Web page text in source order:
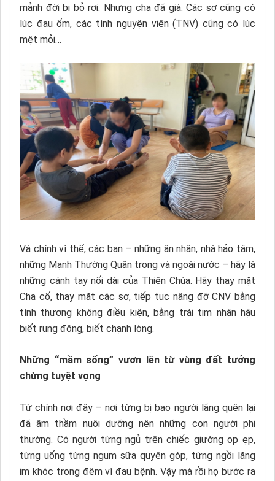
mảnh đời bị bỏ rơi. Nhưng cha đã già. Các sơ cũng có
lúc đau ốm, các tình nguyện viên (TNV) cũng có lúc
mệt mỏi…
Và chính vì thế, các bạn – những ân nhân, nhà hảo tâm,
những Mạnh Thường Quân trong và ngoài nước – hãy là
những cánh tay nối dài của Thiên Chúa. Hãy thay mặt
Cha cố, thay mặt các sơ, tiếp tục nâng đỡ CNV bằng
tình thương không điều kiện, bằng trái tim nhân hậu
biết rung động, biết chạnh lòng.
Những “mầm sống” vươn lên từ vùng đất tưởng
chừng tuyệt vọng
Từ chính nơi đây – nơi từng bị bao người lãng quên lại
đã âm thầm nuôi dưỡng nên những con người phi
thường. Có người từng ngủ trên chiếc giường ọp ẹp,
từng uống từng ngụm sữa quyên góp, từng ngồi lặng
im khóc trong đêm vì đau bệnh. Vậy mà rồi họ bước ra